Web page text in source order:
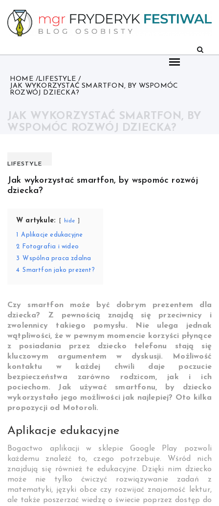
content
HOME
LIFESTYLE
JAK WYKORZYSTAĆ SMARTFON, BY WSPOMÓC
ROZWÓJ DZIECKA?
JAK WYKORZYSTAĆ SMARTFON, BY
WSPOMÓC ROZWÓJ DZIECKA?
LIFESTYLE
Jak wykorzystać smartfon, by wspomóc rozwój
dziecka?
W artykule: hide
1
Aplikacje edukacyjne
2 Fotografia i wideo
3
Wspólna praca zdalna
4 Smartfon jako prezent?
Czy smartfon może być dobrym prezentem dla
dziecka? Z pewnością znajdą się przeciwnicy i
zwolennicy takiego pomysłu. Nie ulega jednak
wątpliwości, że w pewnym momencie korzyści płynące
z posiadania przez dziecko telefonu stają się
kluczowym argumentem w dyskusji. Możliwość
kontaktu w każdej chwili daje poczucie
bezpieczeństwa zarówno rodzicom, jak i ich
pociechom. Jak używać smartfonu, by dziecko
wykorzystało jego możliwości jak najlepiej? Oto kilka
propozycji od Motoroli.
Aplikacje edukacyjne
Bogactwo aplikacji w sklepie Google Play pozwoli
każdemu znaleźć to, czego potrzebuje. Wśród nich
znajdują się również te edukacyjne. Dzięki nim dziecko
może nie tylko ćwiczyć rozwiązywanie zadań z
matematyki, języki obce czy rozwijać znajomość lektur,
ale także poszerzać wiedzę o świecie poprzez dostęp do